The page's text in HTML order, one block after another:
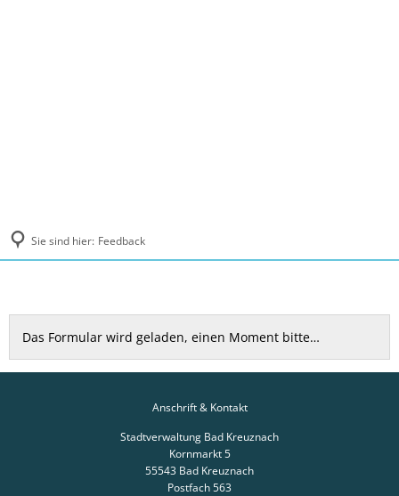
Sie sind hier: Feedback
Feedback
Das Formular wird geladen, einen Moment bitte…
Anschrift & Kontakt
Stadtverwaltung Bad Kreuznach
Kornmarkt 5
55543 Bad Kreuznach
Postfach 563